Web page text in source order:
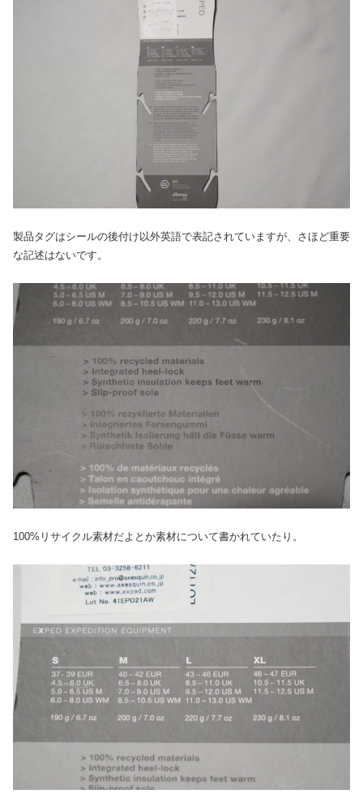
製品タグはシールの後付け以外英語で表記されていますが、さほど重要
な記述はないです。
100%リサイクル素材だよとか素材について書かれていたり。